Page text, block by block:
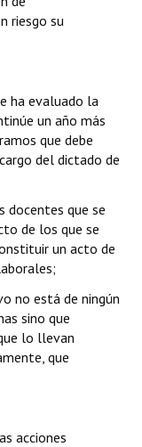
riesgo su
ha evaluado la
un año más
que debe
del dictado de
docentes que se
de los que se
un acto de
no está de ningún
sino que
lo llevan
que
acciones